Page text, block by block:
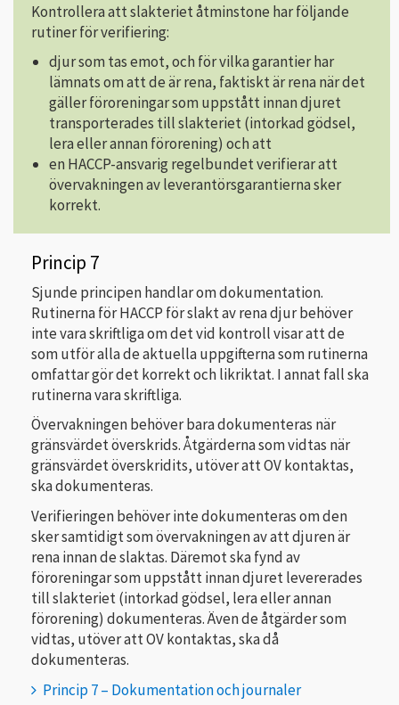
Kontrollera att slakteriet åtminstone har följande
rutiner för verifiering:
djur som tas emot, och för vilka garantier har
lämnats om att de är rena, faktiskt är rena när det
gäller föroreningar som uppstått innan djuret
transporterades till slakteriet (intorkad gödsel,
lera eller annan förorening) och att
en HACCP-ansvarig regelbundet verifierar att
övervakningen av leverantörsgarantierna sker
korrekt.
Princip 7
Sjunde principen handlar om dokumentation.
Rutinerna för HACCP för slakt av rena djur behöver
inte vara skriftliga om det vid kontroll visar att de
som utför alla de aktuella uppgifterna som rutinerna
omfattar gör det korrekt och likriktat. I annat fall ska
rutinerna vara skriftliga.
Övervakningen behöver bara dokumenteras när
gränsvärdet överskrids. Åtgärderna som vidtas när
gränsvärdet överskridits, utöver att OV kontaktas,
ska dokumenteras.
Verifieringen behöver inte dokumenteras om den
sker samtidigt som övervakningen av att djuren är
rena innan de slaktas. Däremot ska fynd av
föroreningar som uppstått innan djuret levererades
till slakteriet (intorkad gödsel, lera eller annan
förorening) dokumenteras. Även de åtgärder som
vidtas, utöver att OV kontaktas, ska då
dokumenteras.
Princip 7 – Dokumentation och journaler